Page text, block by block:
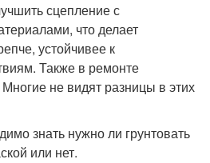
сцепление с
что делает
устойчивее к
Также в ремонте
не видят разницы в этих
знать нужно ли грунтовать
или нет.